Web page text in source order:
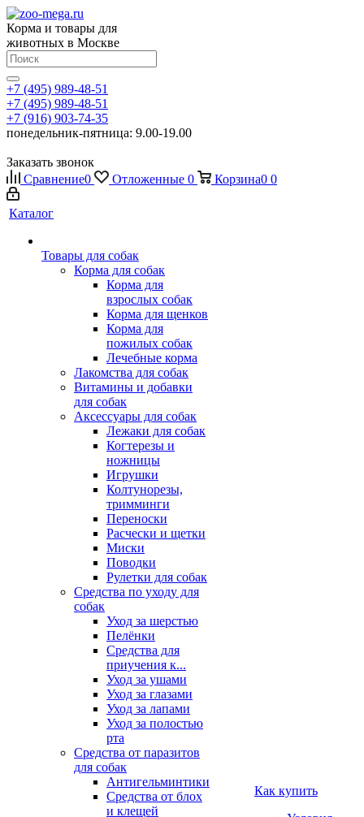
Корма и товары для
животных в Москве
+7 (495) 989-48-51
+7 (495) 989-48-51
+7 (916) 903-74-35
понедельник-пятница: 9.00-19.00
Заказать звонок
Сравнение0 Отложенные 0 Корзина0 0
Каталог
Товары для собак
Корма для собак
Корма для
взрослых собак
Корма для щенков
Корма для
пожилых собак
Лечебные корма
Лакомства для собак
Витамины и добавки
для собак
Аксессуары для собак
Лежаки для собак
Когтерезы и
ножницы
Игрушки
Колтунорезы,
тримминги
Переноски
Расчески и щетки
Миски
Поводки
Рулетки для собак
Средства по уходу для
собак
Уход за шерстью
Пелёнки
Средства для
приучения к...
Уход за ушами
Уход за глазами
Уход за лапами
Уход за полостью
рта
Средства от паразитов
для собак
Антигельминтики
Средства от блох
и клещей
Как купить